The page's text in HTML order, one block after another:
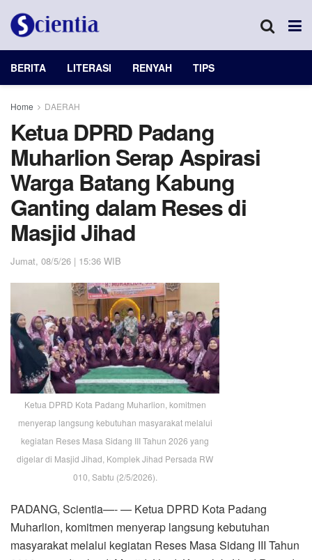
BERITA LITERASI RENYAH TIPS
Home DAERAH
Ketua DPRD Padang
Muharlion Serap Aspirasi
Warga Batang Kabung
Ganting dalam Reses di
Masjid Jihad
Jumat, 08/5/26 | 15:36 WIB
Ketua DPRD Kota Padang Muharlion, komitmen
menyerap langsung kebutuhan masyarakat melalui
kegiatan Reses Masa Sidang III Tahun 2026 yang
digelar di Masjid Jihad, Komplek Jihad Persada RW
010, Sabtu (2/5/2026).
PADANG, Scientia—- — Ketua DPRD Kota Padang
Muharlion, komitmen menyerap langsung kebutuhan
masyarakat melalui kegiatan Reses Masa Sidang III Tahun